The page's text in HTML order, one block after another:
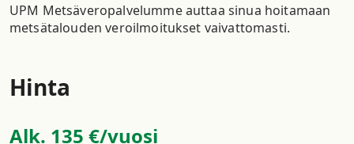
UPM Metsäveropalvelumme auttaa sinua hoitamaan
metsätalouden veroilmoitukset vaivattomasti.
Hinta
Alk. 135 €/vuosi